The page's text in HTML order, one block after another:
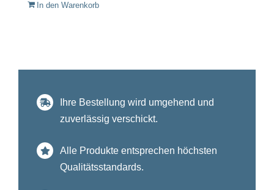
In den Warenkorb
Ihre Bestellung wird umgehend und
zuverlässig verschickt.
Alle Produkte entsprechen höchsten
Qualitätsstandards.